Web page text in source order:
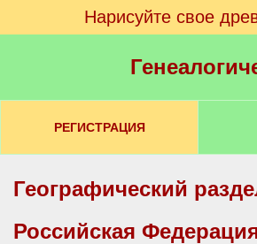
Нарисуйте свое
РЕГИСТРАЦИЯ
Географический
Российская